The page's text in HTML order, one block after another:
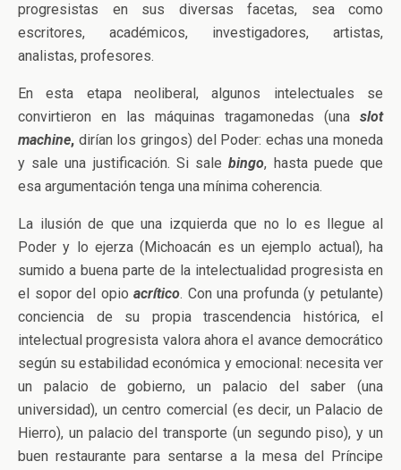
progresistas en sus diversas facetas, sea como
escritores, académicos, investigadores, artistas,
analistas, profesores.
En esta etapa neoliberal, algunos intelectuales se
convirtieron en las máquinas tragamonedas (una slot
machine, dirían los gringos) del Poder: echas una moneda
y sale una justificación. Si salebingo, hasta puede que
esa argumentación tenga una mínima coherencia.
La ilusión de que una izquierda que no lo es llegue al
Poder y lo ejerza (Michoacán es un ejemplo actual), ha
sumido a buena parte de la intelectualidad progresista en
el sopor del opioacrítico. Con una profunda (y petulante)
conciencia de su propia trascendencia histórica, el
intelectual progresista valora ahora el avance democrático
según su estabilidad económica y emocional: necesita ver
un palacio de gobierno, un palacio del saber (una
universidad), un centro comercial (es decir, un Palacio de
Hierro), un palacio del transporte (un segundo piso), y un
buen restaurante para sentarse a la mesa del Príncipe